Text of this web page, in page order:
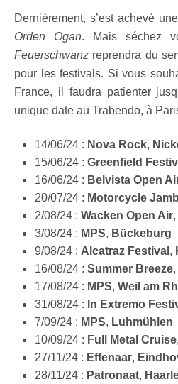
Dernièrement, s’est achevé
Orden Ogan. Mais séchez
Feuerschwanz reprendra du
pour les festivals. Si vous
France, il faudra patienter
unique date au Trabendo, à
14/06/24 : Nova Rock,
15/06/24 : Greenfield
16/06/24 : Belvista Open
20/07/24 : Motorcycle
2/08/24 : Wacken Open Air,
3/08/24 : MPS, Bückeburg
9/08/24 : Alcatraz Festival ,
16/08/24 : Summer Breeze,
17/08/24 : MPS, Weil am
31/08/24 : In Extremo
7/09/24 : MPS, Luhmühlen
10/09/24 : Full Metal Cruise,
27/11/24 : Effenaar,
28/11/24 : Patronaat,